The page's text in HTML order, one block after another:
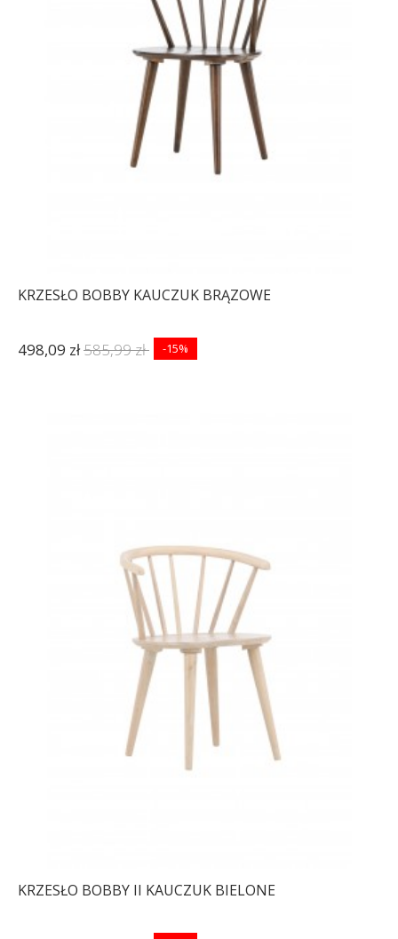
KRZESŁO BOBBY KAUCZUK BRĄZOWE
498,09 zł585,99 zł -15%
KRZESŁO BOBBY II KAUCZUK BIELONE